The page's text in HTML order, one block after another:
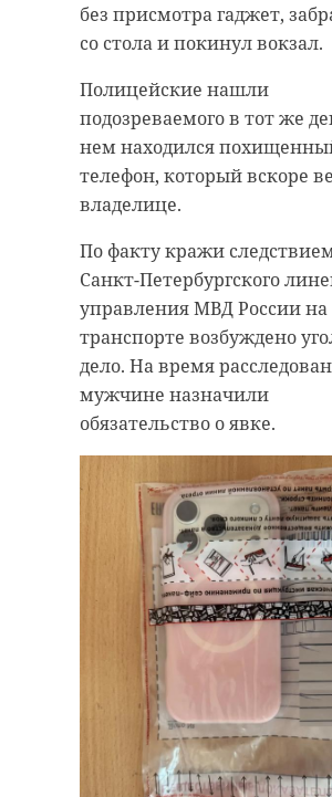
без присмотра гаджет,
со стола и покинул вокзал.
Полицейские нашли
подозреваемого в тот же
нем находился
телефон, который вскоре
владелице.
По факту кражи
Санкт-Петербургского
управления МВД России на
транспорте возбуждено
дело. На время
мужчине назначили
обязательство о явке.